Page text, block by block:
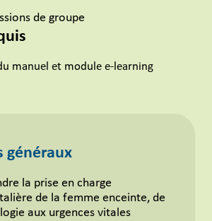
de groupe
manuel et module e-learning
généraux
la prise en charge
de la femme enceinte, de
aux urgences vitales